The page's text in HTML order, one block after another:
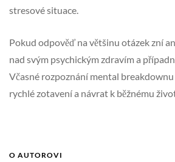
stresové situace.
Pokud odpověď na většinu otázek zní
nad svým psychickým zdravím a
Včasné rozpoznání mental breakdownu
rychlé zotavení a návrat k běžnému
O AUTOROVI